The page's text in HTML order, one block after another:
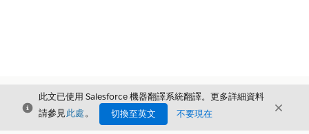
結束
此文已使用 Salesforce 機器翻譯系統翻譯。更多詳細資料
請參見此處。 切換至英文 不要現在 結束